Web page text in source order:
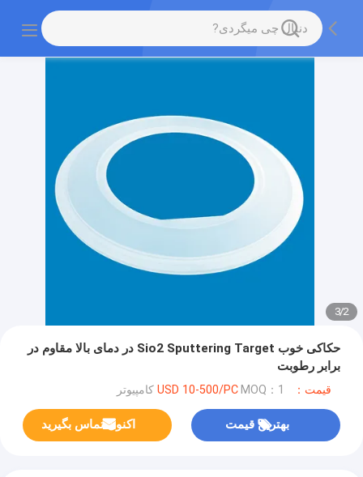
2
/
3
حکاکی خوب Sio2 Sputtering Target در دمای بالا مقاوم در
برابر رطوبت
قیمت：USD 10-500/PC MOQ：1 کامپیوتر
بهترین قیمت اکنون تماس بگیرید